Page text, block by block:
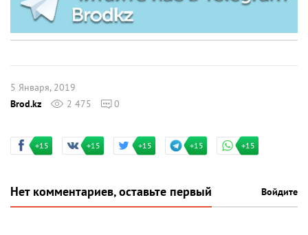
5 Января, 2019
Brod.kz
2 475 0
+15 +15 +15 +15 +15
Нет комментариев, оставьте первый Войдите